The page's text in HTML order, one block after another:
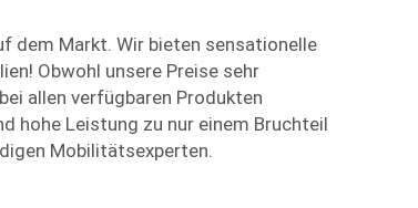
dem Markt. Wir bieten sensationelle
Obwohl unsere Preise sehr
allen verfügbaren Produkten
hohe Leistung zu nur einem Bruchteil
Mobilitätsexperten.